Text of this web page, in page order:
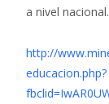
a nivel
http://
educacion.php?